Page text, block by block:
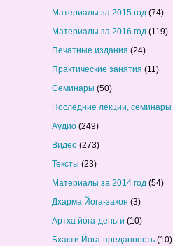
Материалы за 2015 год (74)
Материалы за 2016 год (119)
Печатные издания (24)
Практические занятия (11)
Семинары (50)
Последние лекции, семинары
Аудио (249)
Видео (273)
Тексты (23)
Материалы за 2014 год (54)
Дхарма Йога-закон (3)
Артха йога-деньги (10)
Бхакти Йога-преданность (10)